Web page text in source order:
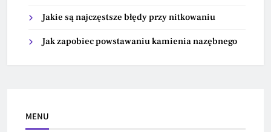
Jakie są najczęstsze błędy przy nitkowaniu
Jak zapobiec powstawaniu kamienia nazębnego
MENU